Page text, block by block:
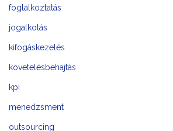
foglalkoztatás
jogalkotás
kifogáskezelés
követelésbehajtás
kpi
menedzsment
outsourcing